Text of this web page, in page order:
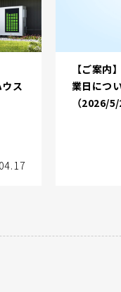
ス
【ご案内
業日につ
（2026/5/